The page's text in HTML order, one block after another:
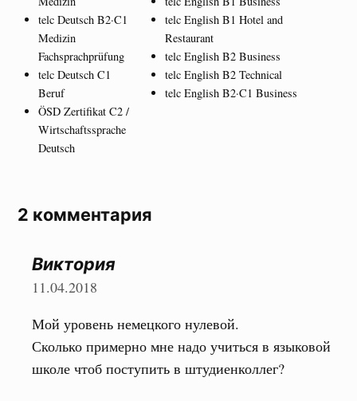
telc Deutsch B2·C1
Medizin
Fachsprachprüfung
telc Deutsch C1
Beruf
ÖSD Zertifikat C2 /
Wirtschaftssprache
Deutsch
telc English B1 Hotel and
Restaurant
telc English B2 Business
telc English B2 Technical
telc English B2·C1 Business
2 комментария
Виктория
11.04.2018
Мой уровень немецкого нулевой.
Сколько примерно мне надо учиться в языковой
школе чтоб поступить в штудиенколлег?